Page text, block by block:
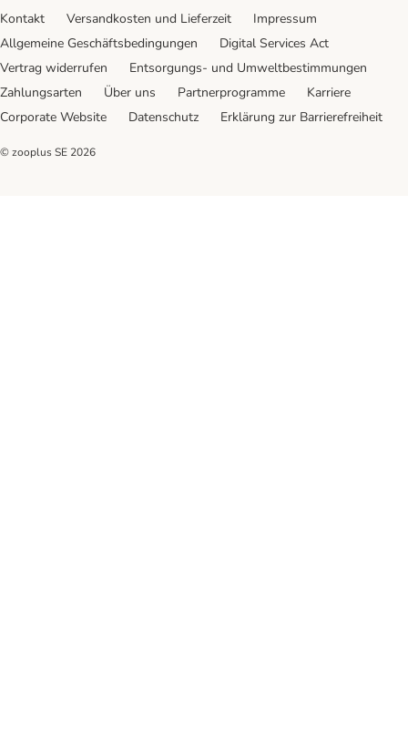
Kontakt Versandkosten und Lieferzeit
Impressum
Allgemeine Geschäftsbedingungen
Digital Services Act
Vertrag widerrufen
Entsorgungs- und Umweltbestimmungen
Zahlungsarten
Über uns Partnerprogramme
Karriere
Corporate Website
Datenschutz Erklärung zur Barrierefreiheit
© zooplus SE 2026